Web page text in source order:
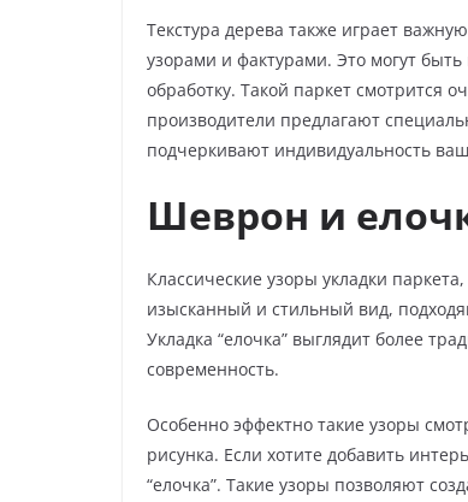
Текстура дерева также играет
узорами и фактурами. Это могут
обработку. Такой паркет смотрится
производители предлагают
подчеркивают индивидуальность
Шеврон и
Классические узоры укладки
изысканный и стильный вид,
Укладка “елочка” выглядит более
современность.
Особенно эффектно такие узоры
рисунка. Если хотите добавить
“елочка”. Такие узоры позволяют